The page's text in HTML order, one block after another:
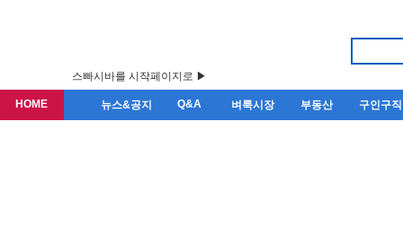
스빠시바를 시작페이지로 ▶
HOME 뉴스&공지 Q&A 벼룩시장 부동산 구인구직